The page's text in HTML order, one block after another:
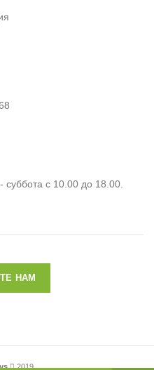
суббота с 10.00 до 18.00.
НАМ
2019